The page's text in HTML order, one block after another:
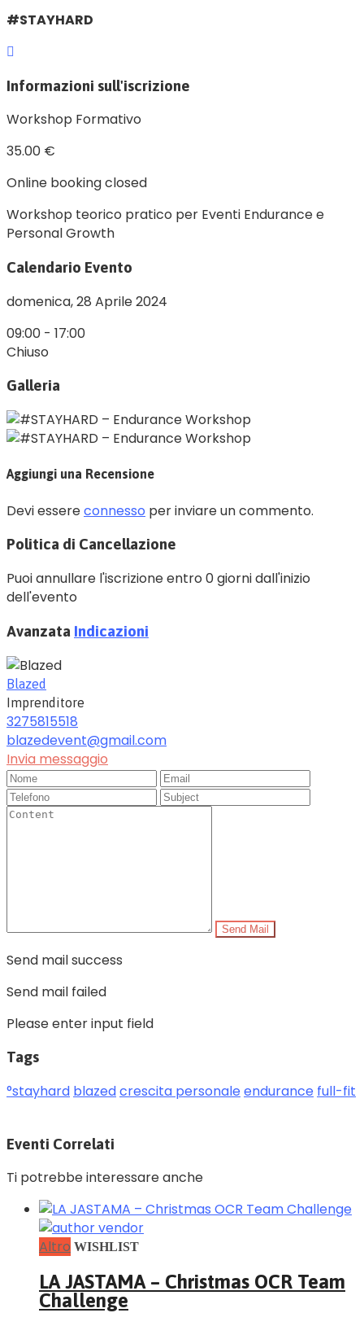
#STAYHARD
Informazioni sull'iscrizione
Workshop Formativo
35.00 €
Online booking closed
Workshop teorico pratico per Eventi Endurance e
Personal Growth
Calendario Evento
domenica,28 Aprile 2024
09:00 - 17:00
Chiuso
Galleria
Aggiungi una Recensione
Devi essereconnesso per inviare un commento.
Politica di Cancellazione
Puoi annullare l'iscrizione entro 0 giorni dall'inizio
dell'evento
Avanzata Indicazioni
Blazed
Imprenditore
3275815518
blazedevent@gmail.com
Invia messaggio
Send Mail
Send mail success
Send mail failed
Please enter input field
Tags
°stayhard blazedcrescita personaleendurance full-fit
Eventi Correlati
Ti potrebbe interessare anche
Altro WISHLIST
LA JASTAMA – Christmas OCR Team
Challenge